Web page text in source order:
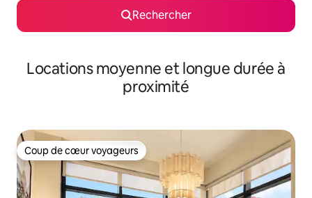
Rechercher
Locations moyenne et longue durée à
proximité
Coup de cœur voyageurs
Coup de cœur voyageurs